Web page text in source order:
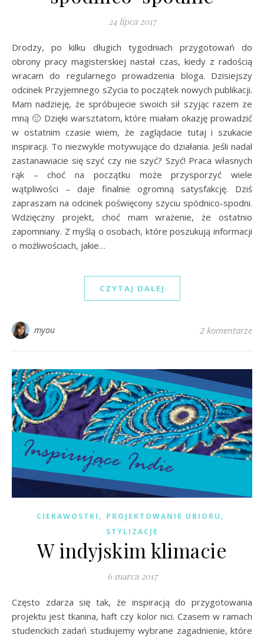
24 lipca 2017
Drodzy, po kilku długich tygodniach przygotowań do
obrony pracy magisterskiej nastał czas, kiedy z radością
wracam do regularnego prowadzenia bloga. Dzisiejszy
odcinek Przyjemnego sZycia to początek nowych publikacji.
Mam nadzieję, że spróbujecie swoich sił szyjąc razem ze
mną 🙂 Dzięki warsztatom, które miałam okazję prowadzić
w ostatnim czasie wiem, że zaglądacie tutaj i szukacie
inspiracji. To niezwykle motywujące do działania. Jeśli nadal
zastanawiacie się szyć czy nie szyć? Szyć! Praca własnych
rąk – choć na początku może przysporzyć wiele
wątpliwości – daje finalnie ogromną satysfakcję. Dziś
zapraszam na odcinek poświęcony szyciu spódnico-spodni.
Wdzięczny projekt, choć mam wrażenie, że ostatnio
zapomniany. Z myślą o osobach, które poszukują informacji
o możliwościach, jakie…
CZYTAJ DALEJ
myou 2 komentarze
CIEKAWOSTKI , PROJEKTOWANIE UBIORU ,
STYLIZACJE
W indyjskim klimacie
6 marca 2017
Często zdarza się tak, że inspiracją do przygotowania
projektu jest tkanina, haft czy kolor nici. Czasem w ramach
studenckich zadań studiujemy wybrane zagadnienie, które